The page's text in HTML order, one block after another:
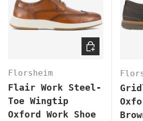
Florsheim
Flair Work Steel-
Toe Wingtip
Oxford Work Shoe
ELEGIR